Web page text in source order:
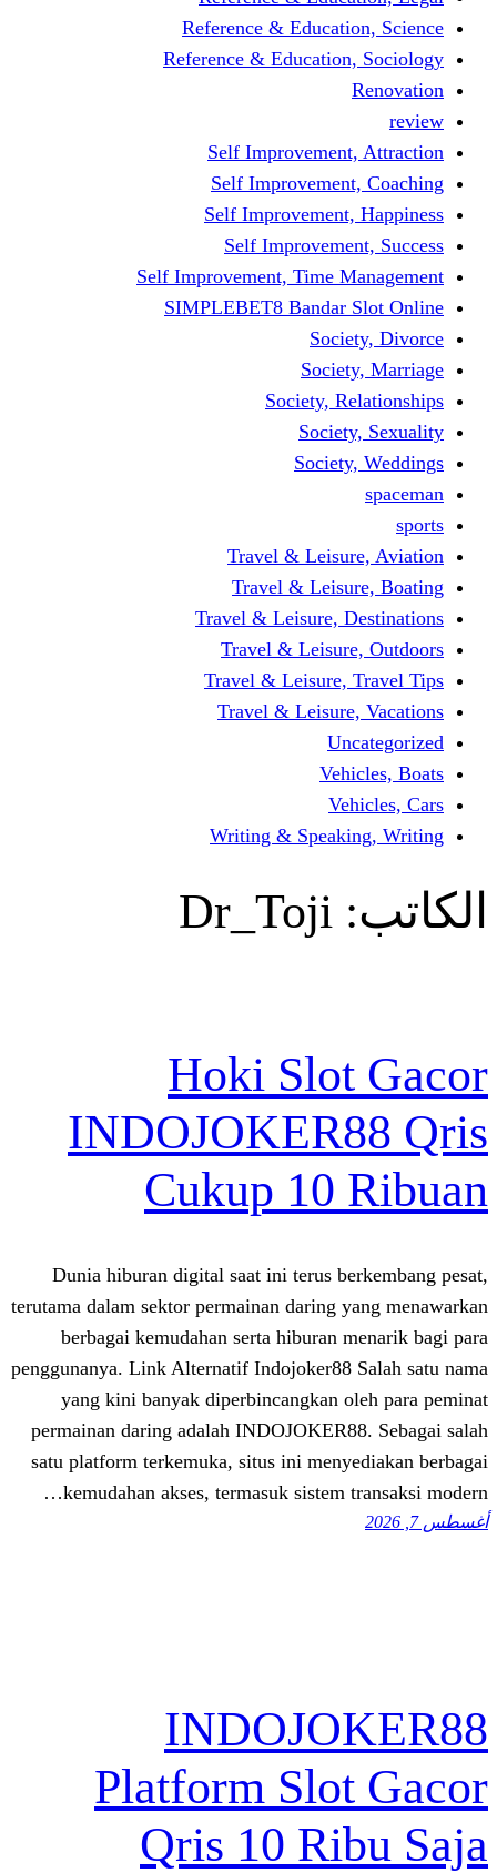
Reference &
Reference &
Self
Self
Self
Self
Self Improvement, Time
SIMPLEBET8 Bandar
Society,
Travel &
Travel &
Travel & Leisure,
Travel &
Travel & Leisure,
Travel &
Writing &
Dr_Toji
Hoki
Cukup 10
Dunia hiburan digital saat ini terus
terutama dalam sektor permainan daring
berbagai kemudahan serta hiburan
penggunanya. Link Alternatif Indojoker88
yang kini banyak diperbincangkan
permainan daring adalah
satu platform terkemuka, situs ini
kemudahan akses, termasuk sistem
Platform
Qris 10